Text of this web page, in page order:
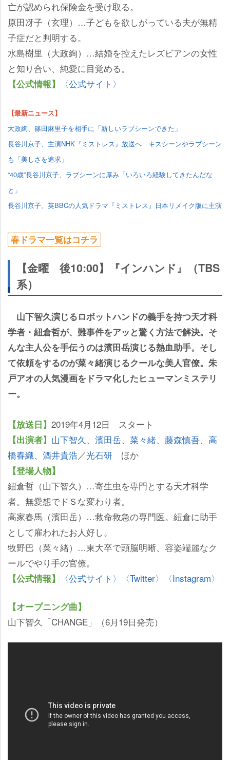
亡が認められ保険金を受け取る。
原田冴子（玄理）…子どもを欲しがっている夫が無精
子症だと判明する。
水島樹里（大政絢）…結婚を控えたレズビアンの女性
と知り合い、純愛に目覚める。
【公式情報】 〈公式サイト〉
【最新ニュース】
大政絢、篠田麻里子を相手に「新しいラブシーンできた」
長谷川京子、主演NHK『ミストレス』放送へ キスシーンやラブシーン
も「美しさを追求」
“40歳”長谷川京子、ラブシーンに厚み「いろいろ経験してきたんだな
と」
長谷川京子、英BBCの人気ドラマ『ミストレス』日本リメイク版に主演
春ドラマ一覧はコチラ
【金曜 後10:00】『インハンド』（TBS
系）
山下智久演じるロボットハンドの義手を持つ天才科
学者・紐倉哲が、難事件をアッと驚く方法で解決。そ
んな主人公を手伝うのは濱田岳演じる熱血助手。そし
て依頼をするのが菜々緒演じるクールな美人官僚。朱
戸アオの人気漫画をドラマ化したヒューマンミステリ
ー。
【放送日】 2019年4月12日 スタート
【出演者】 山下智久 、 濱田岳、 菜々緒、 藤森慎吾、 高
橋春織、 酒井貴浩／光石研 ほか
【登場人物】
紐倉哲（山下智久）…寄生虫を専門とする天才科学
者。無愛想でドＳな変わり者。
高家春馬（濱田岳）…救命救急の専門医。紐倉に助手
として雇われたお人好し。
牧野巴（菜々緒）…東大卒で頭脳明晰、容姿端麗なク
ールでやり手の官僚。
【公式情報】 〈公式サイト〉 〈Twitter〉 〈Instagram〉
【オープニング曲】
山下智久「CHANGE」（6月19日発売）